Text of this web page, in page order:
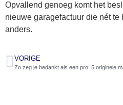
Opvallend genoeg komt het
nieuwe garagefactuur die nét
anders.
VORIGE
Zo zeg je bedankt als een pro: 5 originele